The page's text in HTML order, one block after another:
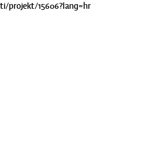
projekt/15606?lang=hr